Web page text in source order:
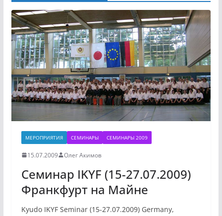
МЕРОПРИЯТИЯ СЕМИНАРЫ СЕМИНАРЫ 2009
15.07.2009 Олег Акимов
Семинар IKYF (15-27.07.2009)
Франкфурт на Майне
Kyudo IKYF Seminar (15-27.07.2009) Germany,